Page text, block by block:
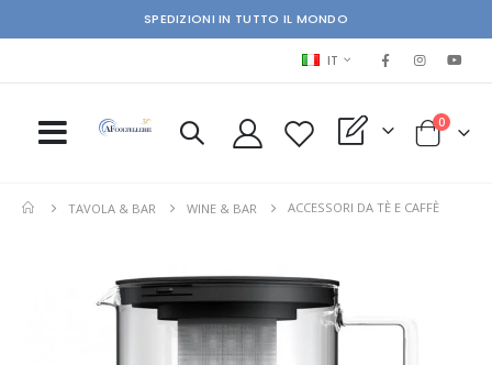
SPEDIZIONI IN TUTTO IL MONDO
LINGUA
IT
My Quote Cart
0elementi
TAVOLA & BAR WINE & BAR ACCESSORI DA TÈ E CAFFÈ